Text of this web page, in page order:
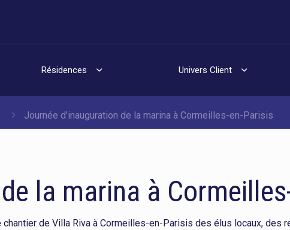
Résidences Univers Client
Journée d’inauguration de la marina à Cormeilles-en-Parisis
la marina à
de Villa Riva à Cormeilles-en-Parisis des élus locaux,